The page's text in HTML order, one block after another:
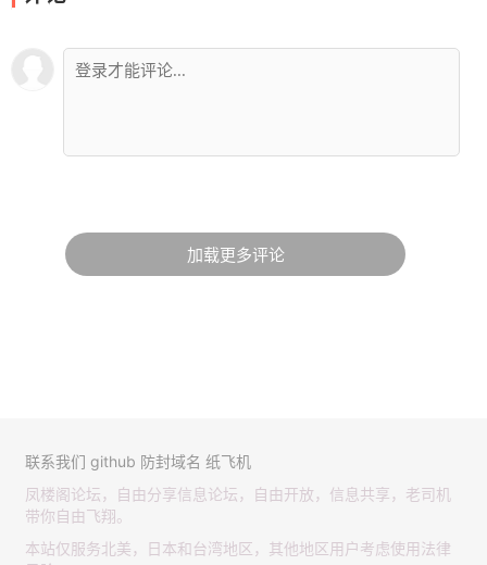
加载更多评论
联系我们 github 防封域名 纸飞机
凤楼阁论坛，自由分享信息论坛，自由开放，信息共享，老司机
带你自由飞翔。
本站仅服务北美，日本和台湾地区，其他地区用户考虑使用法律